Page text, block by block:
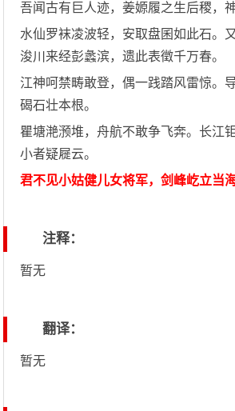
吾闻古有巨人迹，姜嫄履之生后稷，
水仙罗袜凌波轻，安取盘囷如此石。
浚川来经彭蠡滨，遗此表徵千万春。
江神呵禁畴敢登，偶一践踏风雷惊。
碣石壮本根。
瞿塘滟滪堆，舟航不敢争飞奔。长江
小者疑屣云。
君不见小姑健儿女将军，剑峰屹立当
注释：
暂无
翻译：
暂无